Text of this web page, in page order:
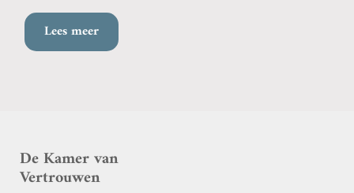
Lees meer
De Kamer van
Vertrouwen